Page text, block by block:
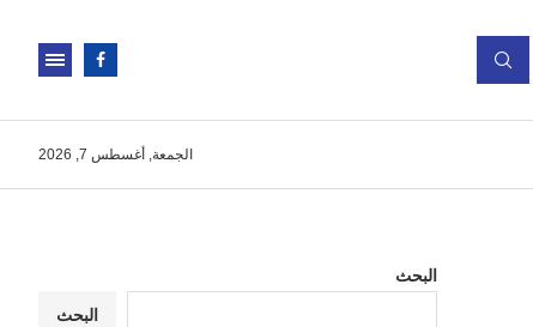
الجمعة, أغسطس 7, 2026
البحث
البحث